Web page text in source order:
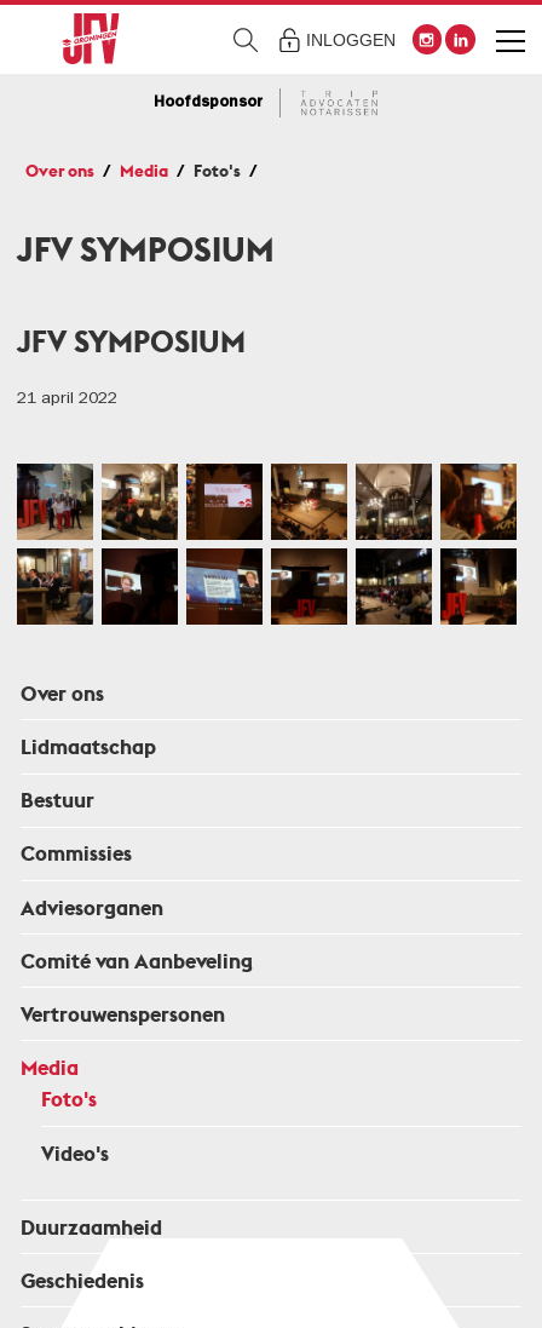
INLOGGEN
Hoofdsponsor
Over ons Media Foto's
Over ons
Lidmaatschap
Bestuur
Commissies
Adviesorganen
Comité van Aanbeveling
Vertrouwenspersonen
Media
Foto's
Video's
Duurzaamheid
Geschiedenis
JFV SYMPOSIUM
JFV SYMPOSIUM
21 april 2022